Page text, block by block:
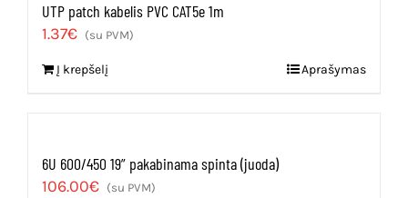
UTP patch kabelis PVC CAT5e 1m
1.37€ (su PVM)
Į krepšelį Aprašymas
6U 600/450 19” pakabinama spinta (juoda)
106.00€ (su PVM)